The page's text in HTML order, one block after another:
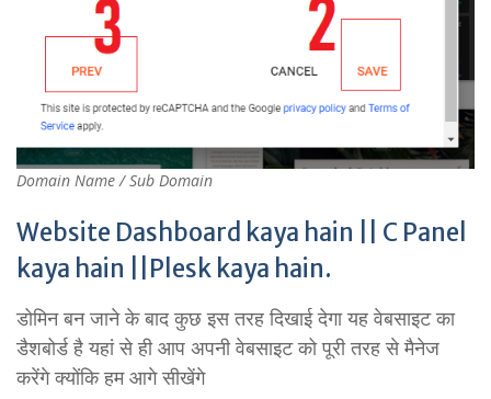
Domain Name / Sub Domain
Website Dashboard kaya hain || C Panel
kaya hain ||Plesk kaya hain.
डोमिन बन जाने के बाद कुछ इस तरह दिखाई देगा यह वेबसाइट का
डैशबोर्ड है यहां से ही आप अपनी वेबसाइट को पूरी तरह से मैनेज
करेंगे क्योंकि हम आगे सीखेंगे